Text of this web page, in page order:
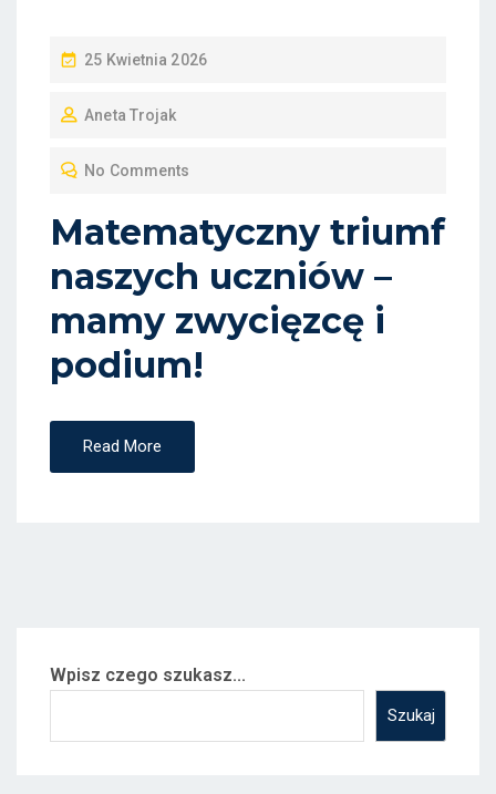
P
S
O
N
25 Kwietnia 2026
Aneta Trojak
No Comments
Matematyczny triumf
naszych uczniów –
mamy zwycięzcę i
podium!
Read More
Wpisz czego szukasz...
Szukaj